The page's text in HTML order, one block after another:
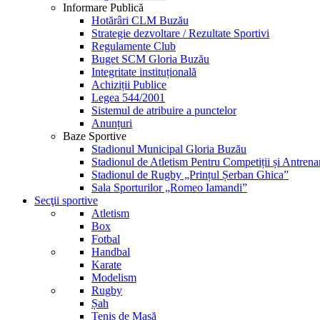
Informare Publică
Hotărâri CLM Buzău
Strategie dezvoltare / Rezultate Sportivi
Regulamente Club
Buget SCM Gloria Buzău
Integritate instituțională
Achiziții Publice
Legea 544/2001
Sistemul de atribuire a punctelor
Anunțuri
Baze Sportive
Stadionul Municipal Gloria Buzău
Stadionul de Atletism Pentru Competiții și
Stadionul de Rugby „Prințul Șerban Ghica”
Sala Sporturilor „Romeo Iamandi”
Secţii sportive
Atletism
Box
Fotbal
Handbal
Karate
Modelism
Rugby
Șah
Tenis de Masă